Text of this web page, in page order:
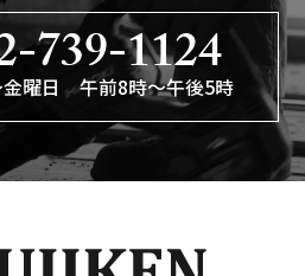
739-1124
金曜日 午前8時〜午後5時